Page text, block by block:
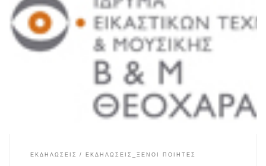
Παρουσίαση του ποιητή Gerhard Falkner Ίδρυμα Εικαστικών Τεχνών &
Μουσικής Β & Μ Θεοχαράκη Λ. Βασιλίσσης Σοφίας 9 & Μέρλιν 1 Σάββατο,
10 Νοεμβρίου 2012, Ώρα έναρξης 8:30 μ.μ. 210 36 11 206 και 210 36 23 792
Συντονισμός – Παρουσίαση: Ντίνος Σιώτης Ο κορυφαίος γερμανός
ποιητής διαβάζει ποιήματά του, ομιλεί για την […]
ΕΚΔΗΛΩΣΕΙΣ ΕΚΔΗΛΩΣΕΙΣ_ΞΕΝΟΙ ΠΟΙΗΤΕΣ